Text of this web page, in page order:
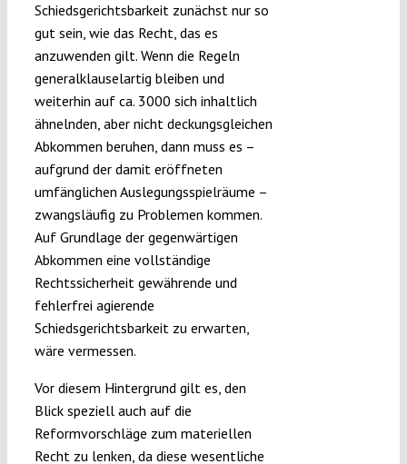
Schiedsgerichtsbarkeit zunächst nur so
gut sein, wie das Recht, das es
anzuwenden gilt. Wenn die Regeln
generalklauselartig bleiben und
weiterhin auf ca. 3000 sich inhaltlich
ähnelnden, aber nicht deckungsgleichen
Abkommen beruhen, dann muss es –
aufgrund der damit eröffneten
umfänglichen Auslegungsspielräume –
zwangsläufig zu Problemen kommen.
Auf Grundlage der gegenwärtigen
Abkommen eine vollständige
Rechtssicherheit gewährende und
fehlerfrei agierende
Schiedsgerichtsbarkeit zu erwarten,
wäre vermessen.
Vor diesem Hintergrund gilt es, den
Blick speziell auch auf die
Reformvorschläge zum materiellen
Recht zu lenken, da diese wesentliche